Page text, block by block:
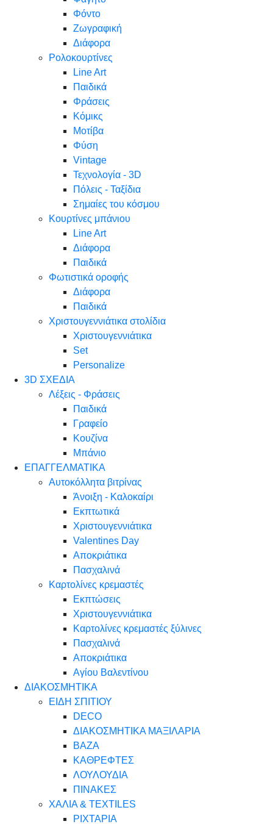
Φόντο
Ζωγραφική
Διάφορα
Ρολοκουρτίνες
Line Art
Παιδικά
Φράσεις
Κόμικς
Μοτίβα
Φύση
Vintage
Τεχνολογία - 3D
Πόλεις - Ταξίδια
Σημαίες του κόσμου
Κουρτίνες μπάνιου
Line Art
Διάφορα
Παιδικά
Φωτιστικά οροφής
Διάφορα
Παιδικά
Χριστουγεννιάτικα στολίδια
Χριστουγεννιάτικα
Set
Personalize
3D ΣΧΕΔΙΑ
Λέξεις - Φράσεις
Παιδικά
Γραφείο
Κουζίνα
Μπάνιο
ΕΠΑΓΓΕΛΜΑΤΙΚΑ
Αυτοκόλλητα βιτρίνας
Άνοιξη - Καλοκαίρι
Εκπτωτικά
Χριστουγεννιάτικα
Valentines Day
Αποκριάτικα
Πασχαλινά
Καρτολίνες κρεμαστές
Εκπτώσεις
Χριστουγεννιάτικα
Καρτολίνες κρεμαστές ξύλινες
Πασχαλινά
Αποκριάτικα
Αγίου Βαλεντίνου
ΔΙΑΚΟΣΜΗΤΙΚΑ
ΕΙΔΗ ΣΠΙΤΙΟΥ
DECO
ΔΙΑΚΟΣΜΗΤΙΚΑ ΜΑΞΙΛΑΡΙΑ
ΒΑΖΑ
ΚΑΘΡΕΦΤΕΣ
ΛΟΥΛΟΥΔΙΑ
ΠΙΝΑΚΕΣ
ΧΑΛΙΑ & TEXTILES
ΡΙΧΤΑΡΙΑ